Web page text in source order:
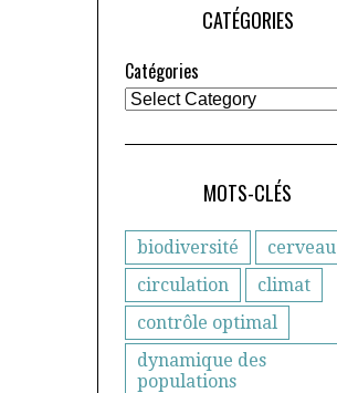
CATÉGORIES
Catégories
MOTS-CLÉS
biodiversité
cerveau
circulation
climat
contrôle optimal
dynamique des
populations